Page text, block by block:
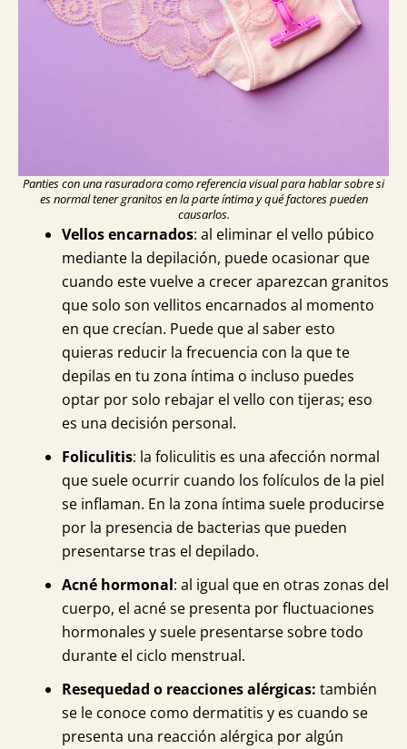
Panties con una rasuradora como referencia visual para hablar sobre si
es normal tener granitos en la parte íntima y qué factores pueden
causarlos.
Vellos encarnados: al eliminar el vello púbico
mediante la depilación, puede ocasionar que
cuando este vuelve a crecer aparezcan granitos
que solo son vellitos encarnados al momento
en que crecían. Puede que al saber esto
quieras reducir la frecuencia con la que te
depilas en tu zona íntima o incluso puedes
optar por solo rebajar el vello con tijeras; eso
es una decisión personal.
Foliculitis: la foliculitis es una afección normal
que suele ocurrir cuando los folículos de la piel
se inflaman. En la zona íntima suele producirse
por la presencia de bacterias que pueden
presentarse tras el depilado.
Acné hormonal: al igual que en otras zonas del
cuerpo, el acné se presenta por fluctuaciones
hormonales y suele presentarse sobre todo
durante el ciclo menstrual.
Resequedad o reacciones alérgicas: también
se le conoce como dermatitis y es cuando se
presenta una reacción alérgica por algún